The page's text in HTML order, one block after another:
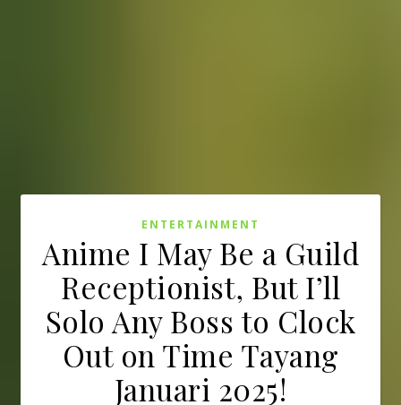
ENTERTAINMENT
Anime I May Be a Guild
Receptionist, But I’ll
Solo Any Boss to Clock
Out on Time Tayang
Januari 2025!